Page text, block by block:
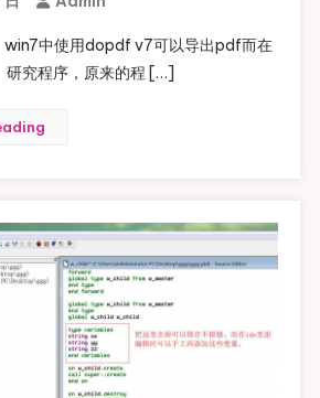
win7中使用dopdf v7可以导出pdf而在
研究程序，原来的程 […]